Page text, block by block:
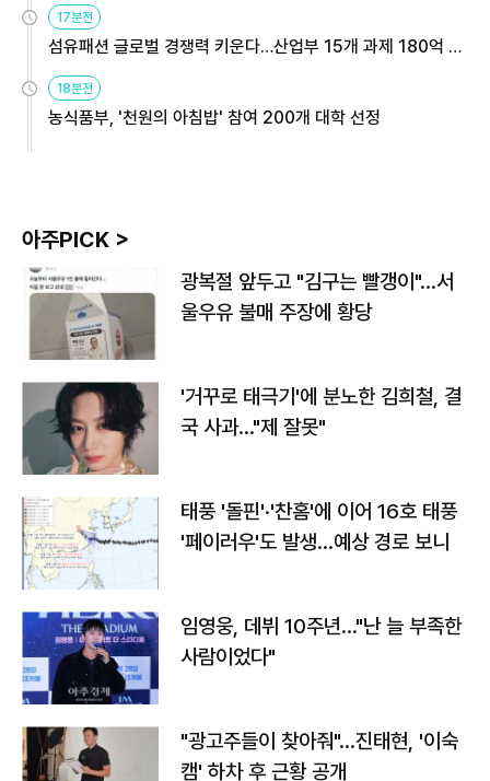
17분전
섬유패션 글로벌 경쟁력 키운다…산업부 15개 과제 180억 지
원
18분전
농식품부, '천원의 아침밥' 참여 200개 대학 선정
아주PICK >
광복절 앞두고 "김구는 빨갱이"…서
울우유 불매 주장에 황당
'거꾸로 태극기'에 분노한 김희철, 결
국 사과…"제 잘못"
태풍 '돌핀'·'찬홈'에 이어 16호 태풍
'페이러우'도 발생…예상 경로 보니
임영웅, 데뷔 10주년…"난 늘 부족한
사람이었다"
"광고주들이 찾아줘"…진태현, '이숙
캠' 하차 후 근황 공개